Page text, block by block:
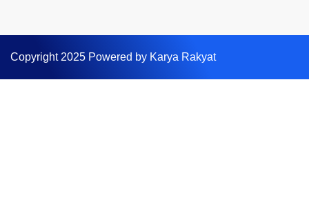
Copyright 2025 Powered by Karya Rakyat